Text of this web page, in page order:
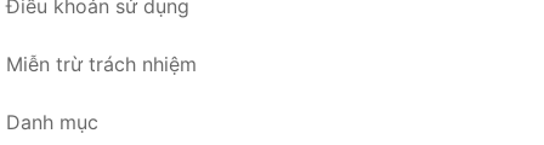
Điều khoản sử dụng
Miễn trừ trách nhiệm
Danh mục